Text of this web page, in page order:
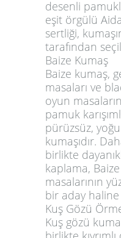
desenli
eşit örgülü
sertliği,
tarafından
Baize Kumaş
Baize kumaş,
masaları ve
oyun
pamuk
pürüzsüz,
kumaşıdır.
birlikte
kaplama,
masalarının
bir aday
Kuş Gözü
Kuş gözü